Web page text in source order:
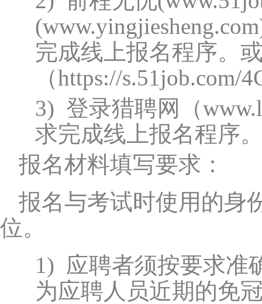
(www.yingjiesheng.com
完成线上报名程序。
（https://s.51job.com/
3) 登录猎聘网（
求完成线上报名程序
报名材料填写要求：
报名与考试时使用的身
位。
1) 应聘者须按要求准
为应聘人员近期的免